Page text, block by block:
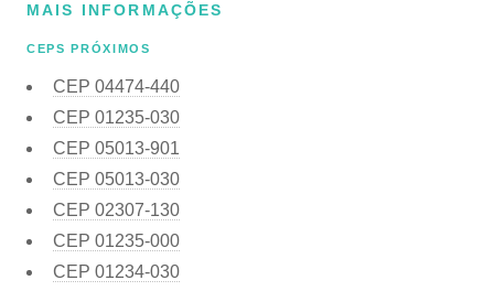
MAIS INFORMAÇÕES
CEPS PRÓXIMOS
CEP 04474-440
CEP 01235-030
CEP 05013-901
CEP 05013-030
CEP 02307-130
CEP 01235-000
CEP 01234-030